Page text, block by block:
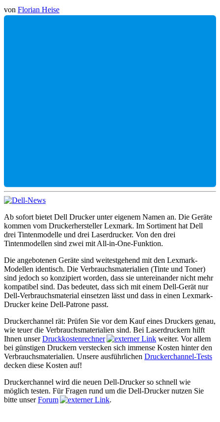
von Florian Heise
Ab sofort bietet Dell Drucker unter eigenem Namen an. Die Geräte
kommen vom Druckerhersteller Lexmark. Im Sortiment hat Dell
drei Tintenmodelle und drei Laserdrucker. Von den drei
Tintenmodellen sind zwei mit All-in-One-Funktion.
Die angebotenen Geräte sind weitestgehend mit den Lexmark-
Modellen identisch. Die Verbrauchsmaterialien (Tinte und Toner)
sind jedoch so konzipiert worden, dass sie untereinander nicht mehr
kompatibel sind. Das bedeutet, dass sich mit einem Dell-Gerät nur
Dell-Verbrauchsmaterial einsetzen lässt und dass in einen Lexmark-
Drucker keine Dell-Patrone passt.
Druckerchannel rät: Prüfen Sie vor dem Kauf eines Druckers genau,
wie teuer die Verbrauchsmaterialien sind. Bei Laserdruckern hilft
Ihnen unserDruckkostenrechner
weiter. Vor allem
bei günstigen Druckern verstecken sich immense Kosten hinter den
Verbrauchsmaterialien. Unsere ausführlichen Druckerchannel-Tests
decken diese Kosten auf!
Druckerchannel wird die neuen Dell-Drucker so schnell wie
möglich testen. Für Fragen rund um die Dell-Drucker nutzen Sie
bitte unserForum .